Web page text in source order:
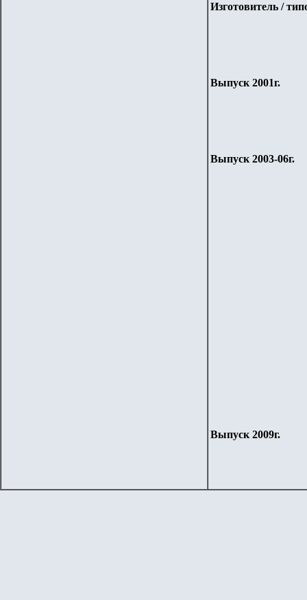
Изготовитель /
Выпуск 2001г.
Выпуск 2003-06г.
Выпуск 2009г.